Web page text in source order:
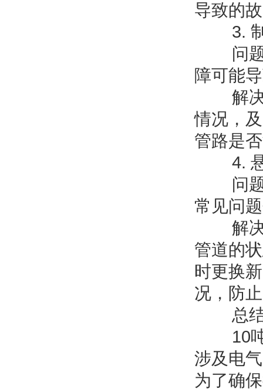
导致的
3. 制
问题描
障可能
解决方
情况，
管路是
4. 悬
问题描
常见问
解决方
管道的
时更换
况，防
总
10吨
涉及电
为了确